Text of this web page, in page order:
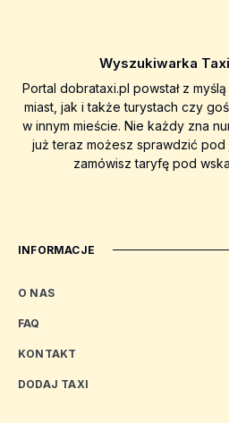
Wyszukiwarka
Portal dobrataxi.pl powstał z
miast, jak i także turystach czy
w innym mieście. Nie każdy zna
już teraz możesz sprawdzić pod
zamówisz taryfę pod
INFORMACJE
O NAS
FAQ
KONTAKT
DODAJ TAXI